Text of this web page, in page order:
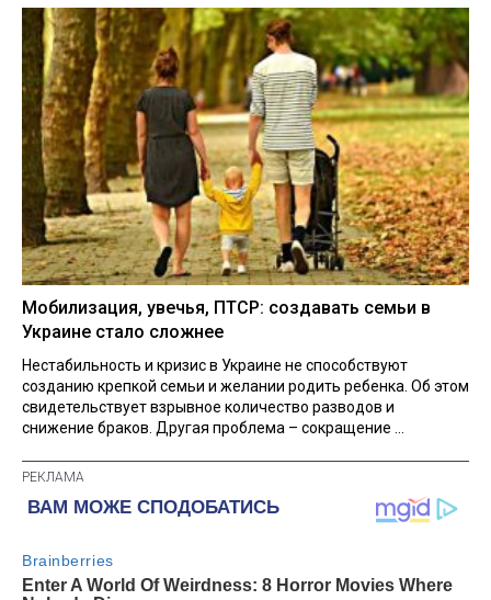
Мобилизация, увечья, ПТСР: создавать семьи в
Украине стало сложнее
Нестабильность и кризис в Украине не способствуют
созданию крепкой семьи и желании родить ребенка. Об этом
свидетельствует взрывное количество разводов и
снижение браков. Другая проблема – сокращение ...